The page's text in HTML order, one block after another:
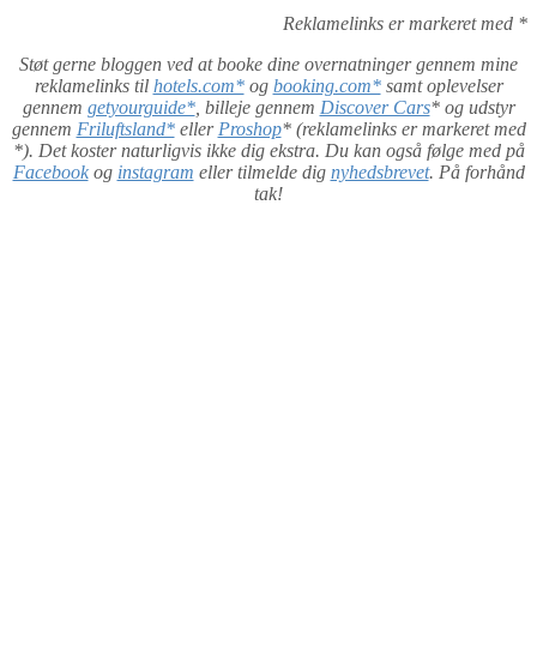
Reklamelinks er markeret med *
Støt gerne bloggen ved at booke dine overnatninger gennem mine
reklamelinks til hotels.com*og booking.com*samt oplevelser
gennem getyourguide*, billeje gennem Discover Cars* og udstyr
gennem Friluftsland*eller Proshop* (reklamelinks er markeret med
*). Det koster naturligvis ikke dig ekstra. Du kan også følge med på
Facebookog instagram eller tilmelde dig nyhedsbrevet. På forhånd
tak!